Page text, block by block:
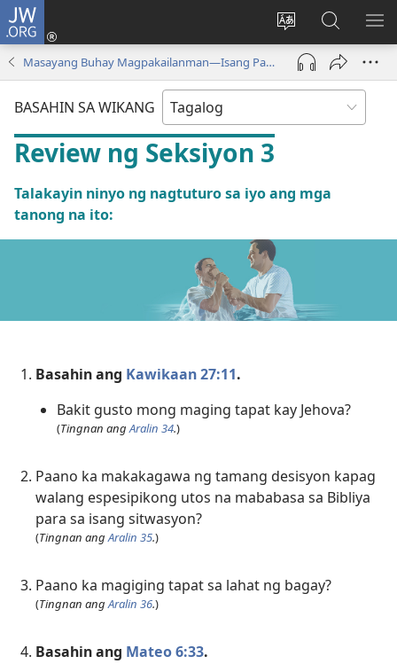
JW.ORG
Baguhin
ang
wika
ng
Mag-
log
bubukas
bagong
window)
sa
JW.ORG
Masayang Buhay Magpakailanman​—Isang Pag-aaral sa Bibliya
BASAHIN SA WIKANG
Review ng Seksiyon 3
Talakayin ninyo ng nagtuturo sa iyo ang mga
tanong na ito:
Basahin ang Kawikaan 27:11.
Bakit gusto mong maging tapat kay ­Jehova?
(Tingnan ang Aralin 34.)
Paano ka makakagawa ng tamang desisyon kapag
walang espesipikong utos na mababasa sa Bibliya
para sa isang sitwasyon?
(Tingnan ang Aralin 35.)
Paano ka magiging tapat sa lahat ng bagay?
(Tingnan ang Aralin 36.)
Basahin ang Mateo 6:33.